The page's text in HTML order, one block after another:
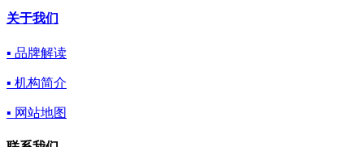
关于我们
▪ 品牌解读
▪ 机构简介
▪ 网站地图